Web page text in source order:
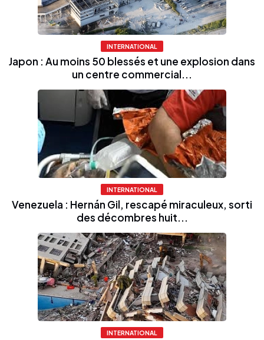
INTERNATIONAL
Japon : Au moins 50 blessés et une explosion dans
un centre commercial...
INTERNATIONAL
Venezuela : Hernán Gil, rescapé miraculeux, sorti
des décombres huit...
INTERNATIONAL